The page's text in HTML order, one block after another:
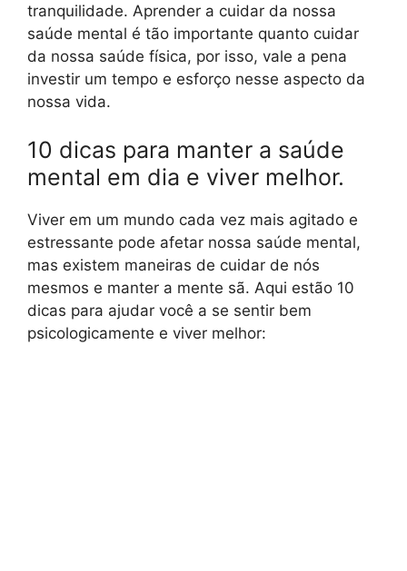
tranquilidade. Aprender a cuidar da nossa
saúde mental é tão importante quanto cuidar
da nossa saúde física, por isso, vale a pena
investir um tempo e esforço nesse aspecto da
nossa vida.
10 dicas para manter a saúde
mental em dia e viver melhor.
Viver em um mundo cada vez mais agitado e
estressante pode afetar nossa saúde mental,
mas existem maneiras de cuidar de nós
mesmos e manter a mente sã. Aqui estão 10
dicas para ajudar você a se sentir bem
psicologicamente e viver melhor: